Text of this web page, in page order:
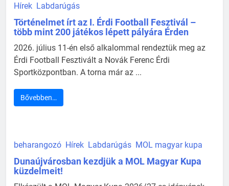
Hírek Labdarúgás
Történelmet írt az I. Érdi Football Fesztivál –
több mint 200 játékos lépett pályára Érden
2026. július 11-én első alkalommal rendeztük meg az
Érdi Football Fesztivált a Novák Ferenc Érdi
Sportközpontban. A torna már az ...
Bővebben…
beharangozó Hírek Labdarúgás MOL magyar kupa
Dunaújvárosban kezdjük a MOL Magyar Kupa
küzdelmeit!